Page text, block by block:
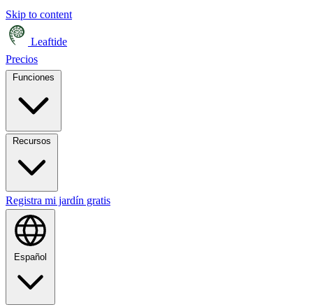
Skip to content
Leaftide
Precios
Registra mi jardín gratis
Español